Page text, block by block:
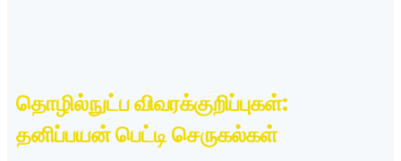
தொழில்நுட்ப விவரக்குறிப்புகள்:
தனிப்பயன் பெட்டி செருகல்கள்